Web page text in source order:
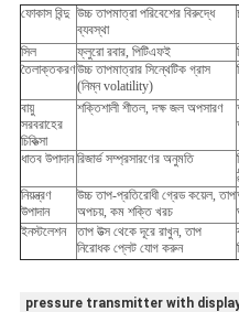
ফোকাস বিন্দু উচ্চ তাপমাত্রা পরিবেশের বিরুদ্ধে
ব্যবস্থা
সিল ফ্লুরো রবার, পিটিএফই
তৈলাক্তকরণউচ্চ তাপমাত্রার সিন্থেটিক গ্রাস
(নিম্ন volatility)
বায়ু
সরবরাহের
চিকিত্সা
শক্তিশালী শীতল, দক্ষ জল অপসারণ
ধাতব উপাদান রিজার্ভ সম্প্রসারণের অনুমতি
নিয়ন্ত্রণ
উপাদান
উচ্চ তাপ-প্রতিরোধী গ্রেড কয়েল, তাপ
অপচয়, কম শক্তি খরচ
ইনস্টলেশন
তাপ উত্স থেকে দূরে রাখুন, তাপ
নিরোধক প্লেট যোগ করুন
pressure transmitter with